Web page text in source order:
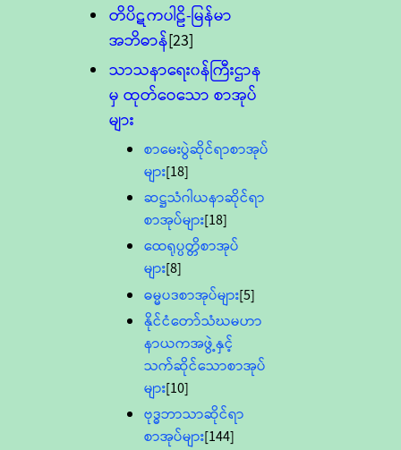
တိပိဋကပါဠိ-မြန်မာ
အဘိဓာန်[23]
သာသနာရေး၀န်ကြီးဌာန
မှ ထုတ်ဝေသော စာအုပ်
များ
စာမေးပွဲဆိုင်ရာစာအုပ်
များ[18]
ဆဋ္ဌသံဂါယနာဆိုင်ရာ
စာအုပ်များ[18]
ထေရုပ္ပတ္တိစာအုပ်
များ[8]
ဓမ္မပဒစာအုပ်များ[5]
နိုင်ငံတော်သံဃမဟာ
နာယကအဖွဲ့နှင့်
သက်ဆိုင်သောစာအုပ်
များ[10]
ဗုဒ္ဓဘာသာဆိုင်ရာ
စာအုပ်များ[144]